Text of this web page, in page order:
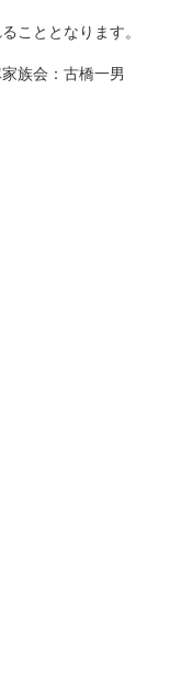
こととなります。
家族会：古橋一男